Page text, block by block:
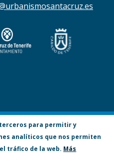
los derechos
para permitir y
analíticos que nos permiten
tráfico de la web. Más